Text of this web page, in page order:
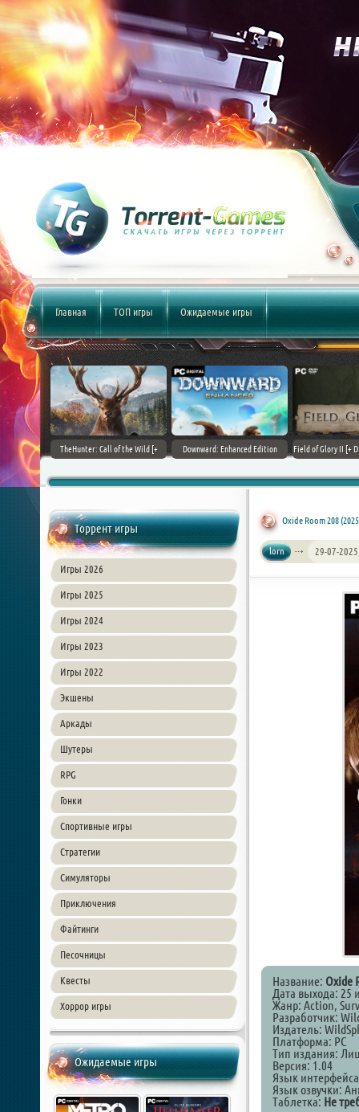
Главная ТОП игры Ожидаемые игры
(2017)
TheHunter: Call of the Wild [+
Downward: Enhanced Edition
Field of Glory II [+
Торрент игры
Игры 2026
Игры 2025
Игры 2024
Игры 2023
Игры 2022
Экшены
Аркады
Шутеры
RPG
Гонки
Спортивные игры
Стратегии
Симуляторы
Приключения
Файтинги
Песочницы
Квесты
Хоррор игры
Ожидаемые игры
Oxide Room 208
lorn 29-07-
Название: Oxide
Дата выхода: 25
Жанр: Action,
Разработчик:
Издатель:
Платформа: PC
Тип издания:
Версия: 1.04
Язык
Язык озвучки:
Таблетка: Не